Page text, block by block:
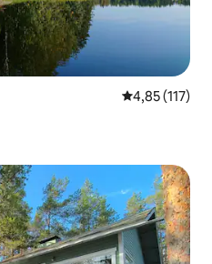
5 üzerinden
4,85 (117)